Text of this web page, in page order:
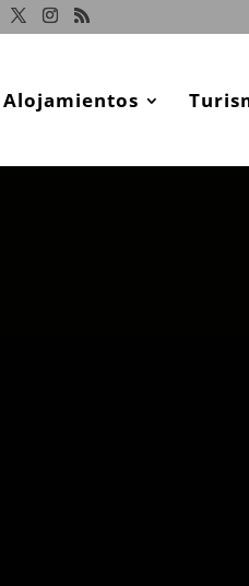
Alojamientos